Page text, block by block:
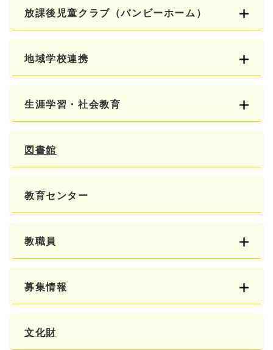
放課後児童クラブ（バンビーホーム）
地域学校連携
生涯学習・社会教育
図書館
教育センター
教職員
募集情報
文化財